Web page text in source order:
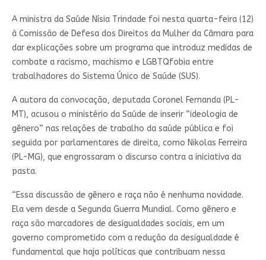
A ministra da Saúde Nísia Trindade foi nesta quarta-feira (12)
à Comissão de Defesa dos Direitos da Mulher da Câmara para
dar explicações sobre um programa que introduz medidas de
combate a racismo, machismo e LGBTQfobia entre
trabalhadores do Sistema Único de Saúde (SUS).
A autora da convocação, deputada Coronel Fernanda (PL-
MT), acusou o ministério da Saúde de inserir “ideologia de
gênero” nas relações de trabalho da saúde pública e foi
seguida por parlamentares de direita, como Nikolas Ferreira
(PL-MG), que engrossaram o discurso contra a iniciativa da
pasta.
“Essa discussão de gênero e raça não é nenhuma novidade.
Ela vem desde a Segunda Guerra Mundial. Como gênero e
raça são marcadores de desigualdades sociais, em um
governo comprometido com a redução da desigualdade é
fundamental que haja políticas que contribuam nessa